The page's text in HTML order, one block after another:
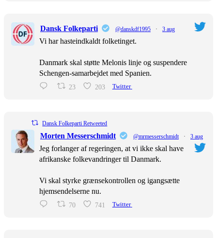
Dansk Folkeparti @danskdf1995 · 3 aug
Vi har hasteindkaldt folketinget.
Danmark skal støtte Melonis linje og suspendere
Schengen-samarbejdet med Spanien.
23 203 Twitter
Dansk Folkeparti Retweeted
Morten Messerschmidt @mrmesserschmidt · 3 aug
Jeg forlanger af regeringen, at vi ikke skal have
afrikanske folkevandringer til Danmark.
Vi skal styrke grænsekontrollen og igangsætte
hjemsendelserne nu.
70 741 Twitter